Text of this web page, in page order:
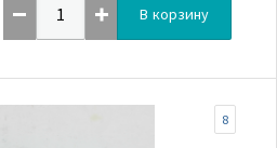
В корзину
8